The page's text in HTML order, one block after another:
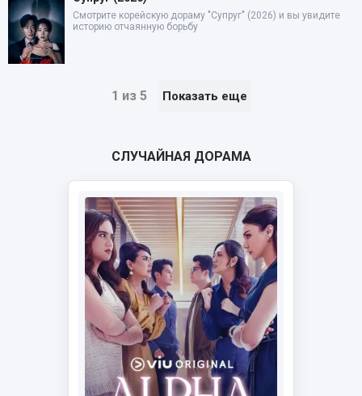
Смотрите корейскую дораму "Супруг" (2026) и вы увидите
историю отчаянную борьбу
1 из 5 Показать еще
СЛУЧАЙНАЯ ДОРАМА